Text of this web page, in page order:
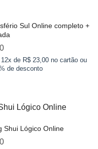
Sul Online completo +
de R$ 23,00 no cartão ou
de desconto
Shui Lógico Online